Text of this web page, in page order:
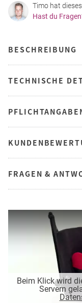
Timo hat
Hast du
BESCHREIBUNG
TECHNISCHE
FRAGEN &
Beim Klick wird
Servern